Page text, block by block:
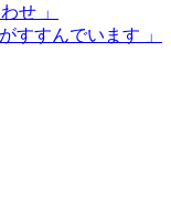
せ 」
すんでいます 」